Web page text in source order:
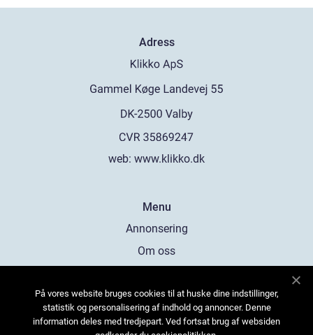
Adress
web: www.klikko.dk
Menu
Annonsering
Om oss
Kontakta oss
Sitemap
På vores website bruges cookies til at huske dine indstillinger,
statistik og personalisering af indhold og annoncer. Denne
information deles med tredjepart. Ved fortsat brug af websiden